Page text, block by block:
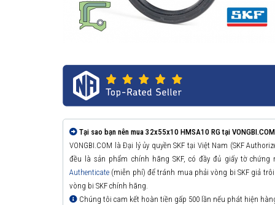
Tại sao bạn nên mua 32x55x10 HMSA10 RG tại
VONGBI.COM là Đại lý ủy quyền SKF tại Việt Nam (SKF
đều là sản phẩm chính hãng SKF, có đầy đủ giấy tờ
Authenticate (miễn phí) để tránh mua phải vòng bi SKF giả
vòng bi SKF chính hãng.
Chúng tôi cam kết hoàn tiền gấp 500 lần nếu phát hiện